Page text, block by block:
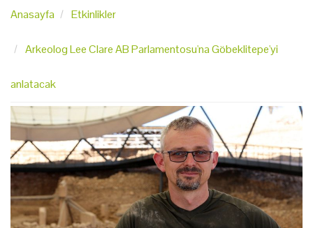
Anasayfa Etkinlikler
Arkeolog Lee Clare AB Parlamentosu'na Göbeklitepe'yi
anlatacak